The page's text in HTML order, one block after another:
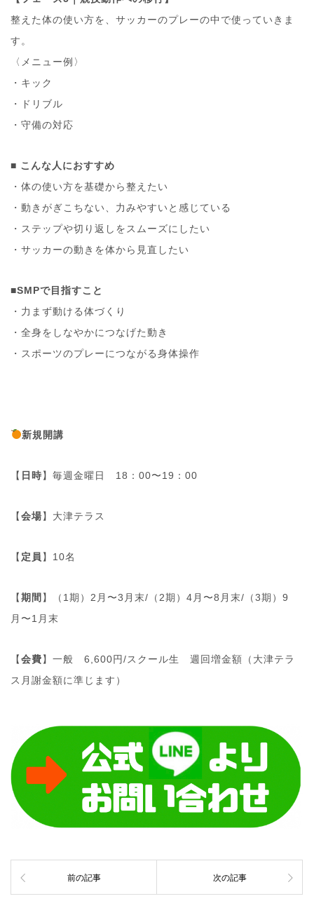
整えた体の使い方を、サッカーのプレーの中で使っていきま
す。
〈メニュー例〉
・キック
・ドリブル
・守備の対応
■ こんな人におすすめ
・体の使い方を基礎から整えたい
・動きがぎこちない、力みやすいと感じている
・ステップや切り返しをスムーズにしたい
・サッカーの動きを体から見直したい
■SMPで目指すこと
・力まず動ける体づくり
・全身をしなやかにつなげた動き
・スポーツのプレーにつながる身体操作
新規開講
【 日時】毎週金曜日 18：00〜19：00
【会場】大津テラス
【 定員 】10名
【期間 】（1期）2月〜3月末/（2期）4月〜8月末/（3期）9
月〜1月末
【会費】一般 6,600円/スクール生 週回増金額（大津テラ
ス月謝金額に準じます）
前の記事 次の記事